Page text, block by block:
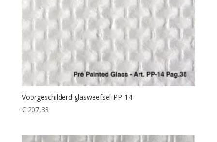
Voorgeschilderd glasweefsel-PP-14
€207,38